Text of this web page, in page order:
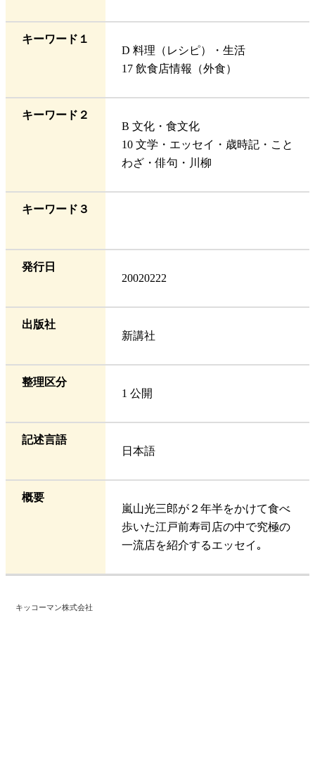
キーワード１
D 料理（レシピ）・生活
17 飲食店情報（外食）
キーワード２
B 文化・食文化
10 文学・エッセイ・歳時記・こと
わざ・俳句・川柳
キーワード３
発行日
20020222
出版社
新講社
整理区分
1 公開
記述言語
日本語
概要
嵐山光三郎が２年半をかけて食べ
歩いた江戸前寿司店の中で究極の
一流店を紹介するエッセイ｡
キッコーマン株式会社